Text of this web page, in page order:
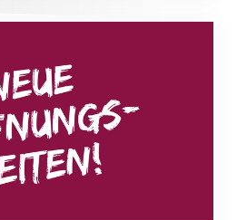
ab 1. August 2026